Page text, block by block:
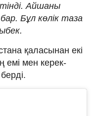
Айшаны
Бұл көлік таза
қаласынан екі
емі мен керек-